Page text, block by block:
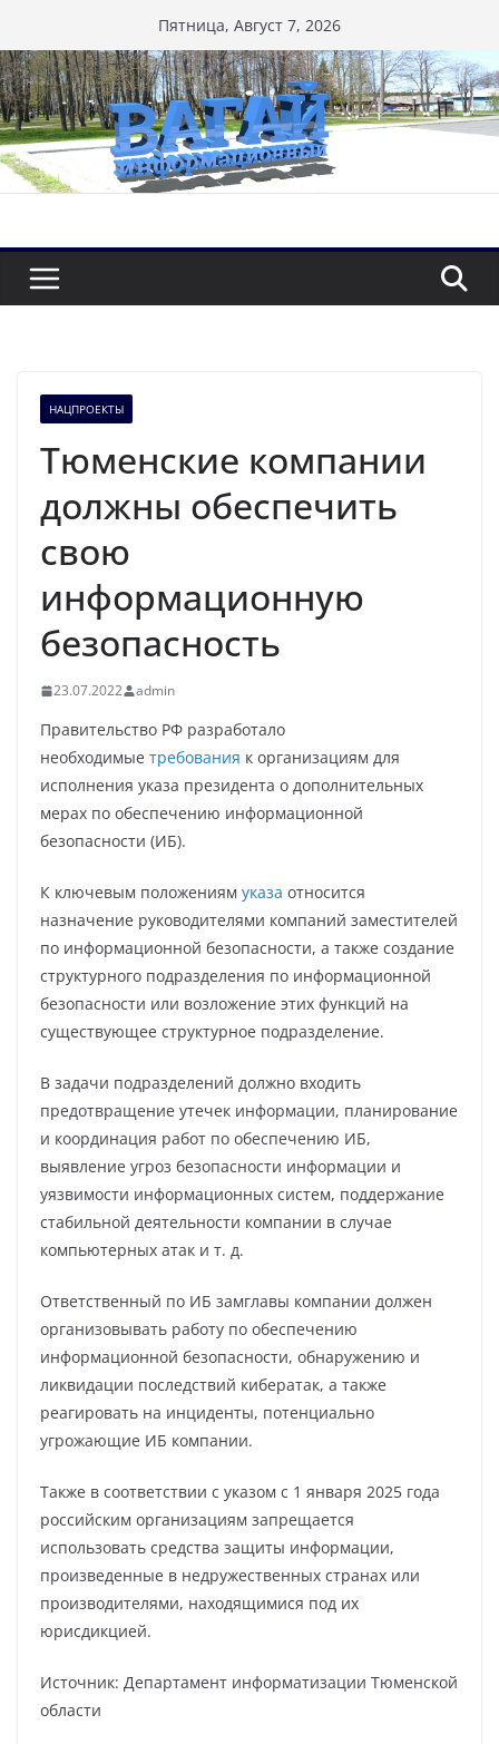
к
содержимому
Пятница, Август 7, 2026
НАЦПРОЕКТЫ
Тюменские компании
должны обеспечить
свою
информационную
безопасность
23.07.2022 admin
Правительство РФ разработало
необходимые требования к организациям для
исполнения указа президента о дополнительных
мерах по обеспечению информационной
безопасности (ИБ).
К ключевым положениям указа относится
назначение руководителями компаний заместителей
по информационной безопасности, а также создание
структурного подразделения по информационной
безопасности или возложение этих функций на
существующее структурное подразделение.
В задачи подразделений должно входить
предотвращение утечек информации, планирование
и координация работ по обеспечению ИБ,
выявление угроз безопасности информации и
уязвимости информационных систем, поддержание
стабильной деятельности компании в случае
компьютерных атак и т. д.
Ответственный по ИБ замглавы компании должен
организовывать работу по обеспечению
информационной безопасности, обнаружению и
ликвидации последствий кибератак, а также
реагировать на инциденты, потенциально
угрожающие ИБ компании.
Также в соответствии с указом с 1 января 2025 года
российским организациям запрещается
использовать средства защиты информации,
произведенные в недружественных странах или
производителями, находящимися под их
юрисдикцией.
Источник: Департамент информатизации Тюменской
области